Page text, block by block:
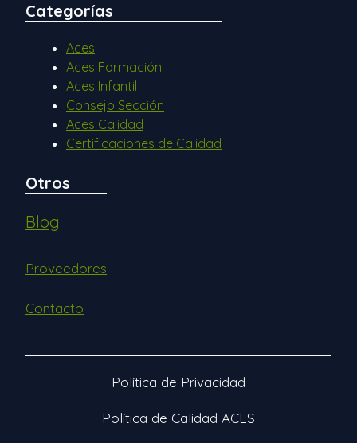
Categorías
Aces
Aces Formación
Aces Infantil
Consejo Sección
Aces Calidad
Certificaciones de Calidad
Otros
Blog
Proveedores
Contacto
Política de Privacidad
Política de Calidad ACES